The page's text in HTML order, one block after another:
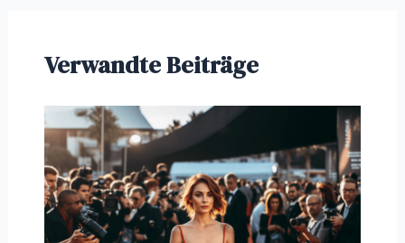
Verwandte Beiträge